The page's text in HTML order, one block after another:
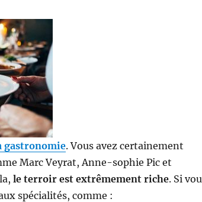
gastronomie. Vous avez certainement
Marc Veyrat, Anne-sophie Pic et
le terroir est extrêmement riche. Si
spécialités, comme :